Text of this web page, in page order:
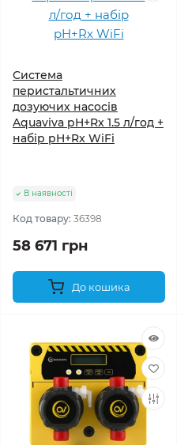
Система
перистальтичних
дозуючих насосів
Aquaviva pH+Rx 1.5 л/год +
набір pH+Rx WiFi
В наявності
Код товару: 36398
58 671 грн
До кошика